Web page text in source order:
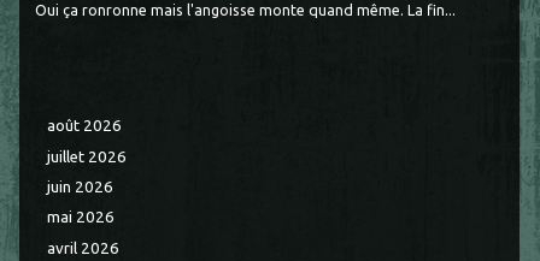
Oui ça ronronne mais l'angoisse monte quand même. La fin...
août 2026
juillet 2026
juin 2026
mai 2026
avril 2026